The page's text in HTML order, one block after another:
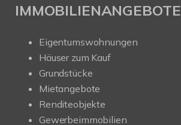
IMMOBILIENANGEBOTE
Eigentumswohnungen
Häuser zum Kauf
Grundstücke
Mietangebote
Renditeobjekte
Gewerbeimmobilien